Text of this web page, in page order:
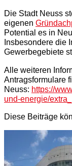
Die Stadt Neuss
eigenen
Potential es in
Insbesondere die
Gewerbegebiete
Alle weiteren
Antragsformulare
Neuss: https://
und-energie/
Diese Beiträge